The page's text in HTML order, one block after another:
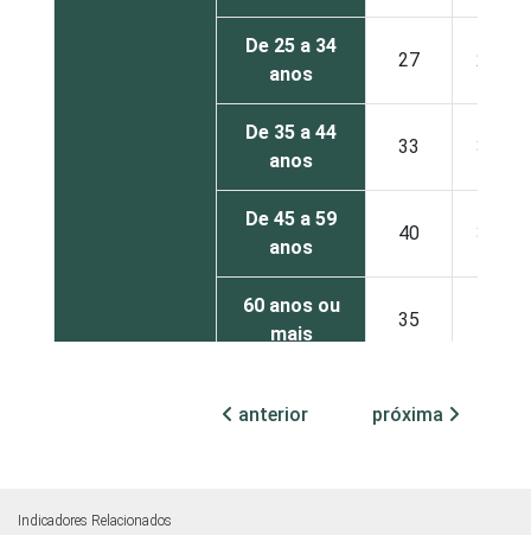
De 25 a 34
anos
27 28
De 35 a 44
anos
33 34
De 45 a 59
anos
40 39
60 anos ou
mais
35
anterior próxima
Indicadores Relacionados